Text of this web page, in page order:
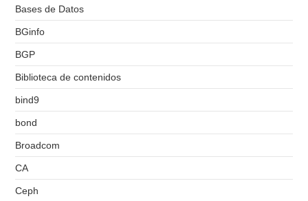
Bases de Datos
BGinfo
BGP
Biblioteca de contenidos
bind9
bond
Broadcom
CA
Ceph